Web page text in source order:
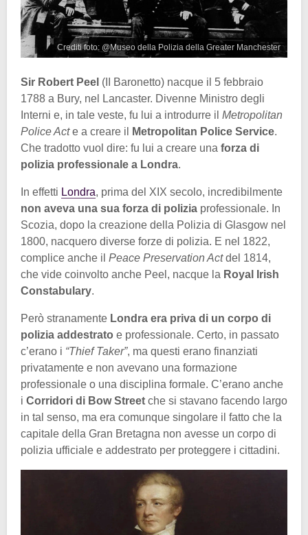
Crediti foto: @Museo della Polizia della Greater Manchester
Sir Robert Peel (II Baronetto) nacque il 5 febbraio
1788 a Bury, nel Lancaster. Divenne Ministro degli
Interni e, in tale veste, fu lui a introdurre il Metropolitan
Police Acte a creare il Metropolitan Police Service.
Che tradotto vuol dire: fu lui a creare una forza di
polizia professionale a Londra.
In effetti Londra, prima del XIX secolo, incredibilmente
non aveva una sua forza di polizia professionale. In
Scozia, dopo la creazione della Polizia di Glasgow nel
1800, nacquero diverse forze di polizia. E nel 1822,
complice anche il Peace Preservation Actdel 1814,
che vide coinvolto anche Peel, nacque la Royal Irish
Constabulary.
Però stranamente Londra era priva di un corpo di
polizia addestrato e professionale. Certo, in passato
c’erano i “Thief Taker”, ma questi erano finanziati
privatamente e non avevano una formazione
professionale o una disciplina formale. C’erano anche
i Corridori di Bow Street che si stavano facendo largo
in tal senso, ma era comunque singolare il fatto che la
capitale della Gran Bretagna non avesse un corpo di
polizia ufficiale e addestrato per proteggere i cittadini.